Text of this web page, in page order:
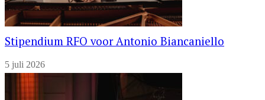
Stipendium RFO voor Antonio Biancaniello
5 juli 2026